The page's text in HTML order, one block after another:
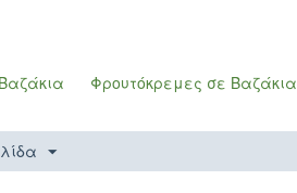
Φρουτόκρεμες σε Βαζάκια